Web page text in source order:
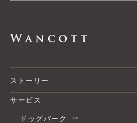
ストーリー
サービス
ドッグパーク